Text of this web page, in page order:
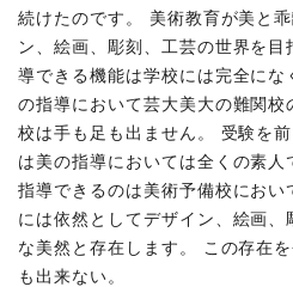
続けたのです。 美術教育が美と
ン、絵画、彫刻、工芸の世界を
導できる機能は学校には完全に
の指導において芸大美大の難関
校は手も足も出ません。 受験を
は美の指導においては全くの素
指導できるのは美術予備校にお
には依然としてデザイン、絵画
な美然と存在します。 この存在
も出来ない。